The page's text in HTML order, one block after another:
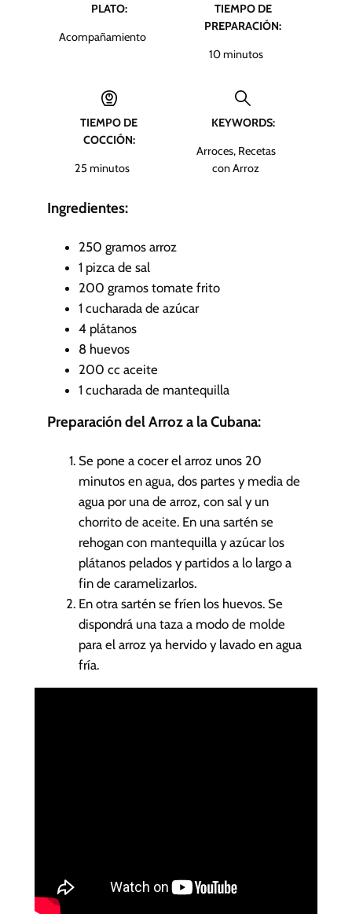
PLATO:
Acompañamiento
TIEMPO DE
PREPARACIÓN:
10m
t
s
minutos
TIEMPO DE
COCCIÓN:
25 m
n
o
s
minutos
KEYWORDS:
Arroces, Recetas
con Arroz
Ingredientes:
250 gramos arroz
1 pizca de sal
200 gramos tomate frito
1 cucharada de azúcar
4 plátanos
8 huevos
200 cc aceite
1 cucharada de mantequilla
Preparación del Arroz a la Cubana:
Se pone a cocer el arroz unos 20
minutos en agua, dos partes y media de
agua por una de arroz, con sal y un
chorrito de aceite. En una sartén se
rehogan con mantequilla y azúcar los
plátanos pelados y partidos a lo largo a
fin de caramelizarlos.
En otra sartén se fríen los huevos. Se
dispondrá una taza a modo de molde
para el arroz ya hervido y lavado en agua
fría.